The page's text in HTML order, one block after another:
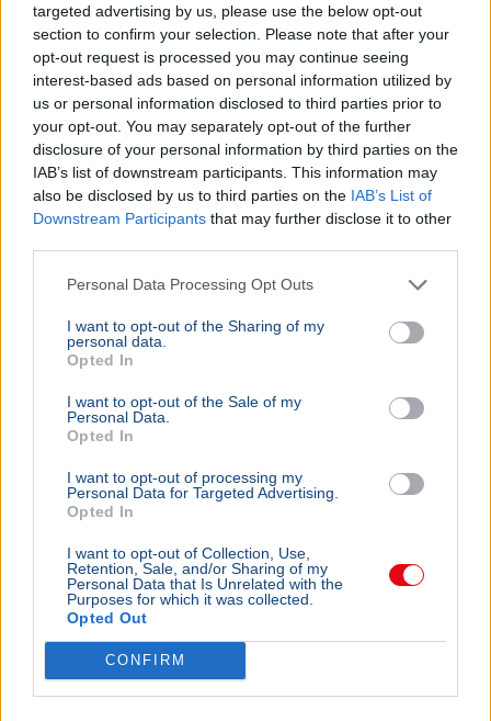
targeted advertising by us, please use the below opt-out
section to confirm your selection. Please note that after your
opt-out request is processed you may continue seeing
interest-based ads based on personal information utilized by
us or personal information disclosed to third parties prior to
your opt-out. You may separately opt-out of the further
disclosure of your personal information by third parties on the
IAB’s list of downstream participants. This information may
also be disclosed by us to third parties on the IAB’s List of
Downstream Participants that may further disclose it to other
Personal Data Processing Opt Outs
I want to opt-out of the Sharing of my
personal data.
Opted In
I want to opt-out of the Sale of my
Personal Data.
Opted In
I want to opt-out of processing my
Personal Data for Targeted Advertising.
Opted In
I want to opt-out of Collection, Use,
Retention, Sale, and/or Sharing of my
Personal Data that Is Unrelated with the
Purposes for which it was collected.
Opted Out
CONFIRM